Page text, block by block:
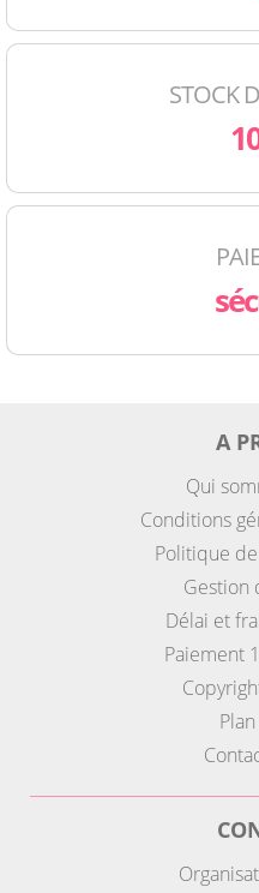
STOCK
A
Qui
Conditions
Politique
Gestion
Délai et
Paiement